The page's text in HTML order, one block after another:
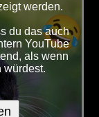
werden.
du das auch
YouTube
als wenn
würdest.